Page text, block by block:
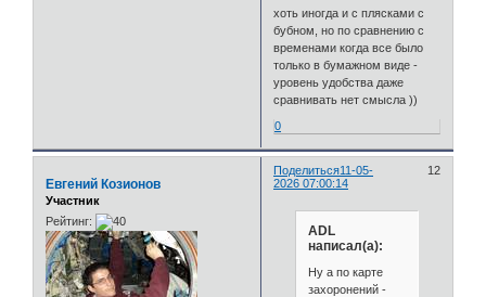
хоть иногда и с плясками с
бубном, но по сравнению с
временами когда все было
только в бумажном виде -
уровень удобства даже
сравнивать нет смысла ))
0
Поделиться 12
11-05-
2026 07:00:14
Евгений Козионов
Участник
Рейтинг:
ADL
написал(а):
Ну а по карте
захоронений -